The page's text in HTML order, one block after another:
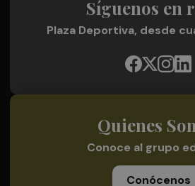
Síguenos en
Plaza Deportiva, desde
Quienes
Conoce al grupo
Conócenos